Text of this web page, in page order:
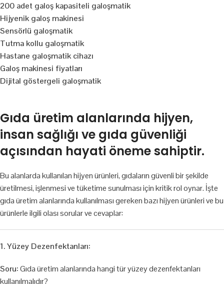
200 adet galoş kapasiteli galoşmatik
Hijyenik galoş makinesi
Sensörlü galoşmatik
Tutma kollu galoşmatik
Hastane galoşmatik cihazı
Galoş makinesi fiyatları
Dijital göstergeli galoşmatik
Gıda üretim alanlarında hijyen,
insan sağlığı ve gıda güvenliği
açısından hayati öneme sahiptir.
Bu alanlarda kullanılan hijyen ürünleri, gıdaların güvenli bir şekilde
üretilmesi, işlenmesi ve tüketime sunulması için kritik rol oynar. İşte
gıda üretim alanlarında kullanılması gereken bazı hijyen ürünleri ve bu
ürünlerle ilgili olası sorular ve cevaplar:
1. Yüzey Dezenfektanları:
Soru:Gıda üretim alanlarında hangi tür yüzey dezenfektanları
kullanılmalıdır?